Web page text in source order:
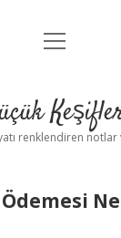
Anasayfa
Yasal Uyarı
menüyü
renklendiren notlar